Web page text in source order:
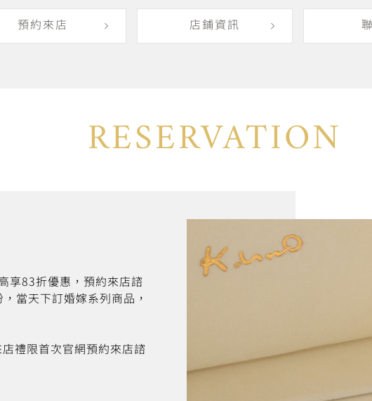
預約來店 店鋪資訊
RESERVATION
享83折優惠，預約來店諮
當天下訂婚嫁系列商品，
禮限首次官網預約來店諮